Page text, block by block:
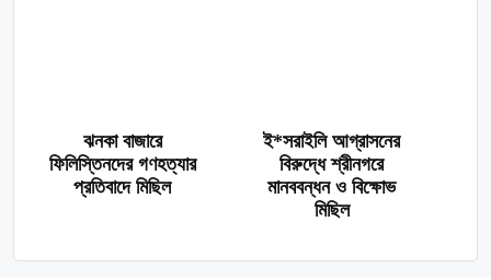
ঝনকা বাজারে
ফিলিস্তিনদের গণহত্যার
প্রতিবাদে মিছিল
ই*সরাইলি আগ্রাসনের
বিরুদ্ধে শ্রীনগরে
মানববন্ধন ও বিক্ষোভ
মিছিল